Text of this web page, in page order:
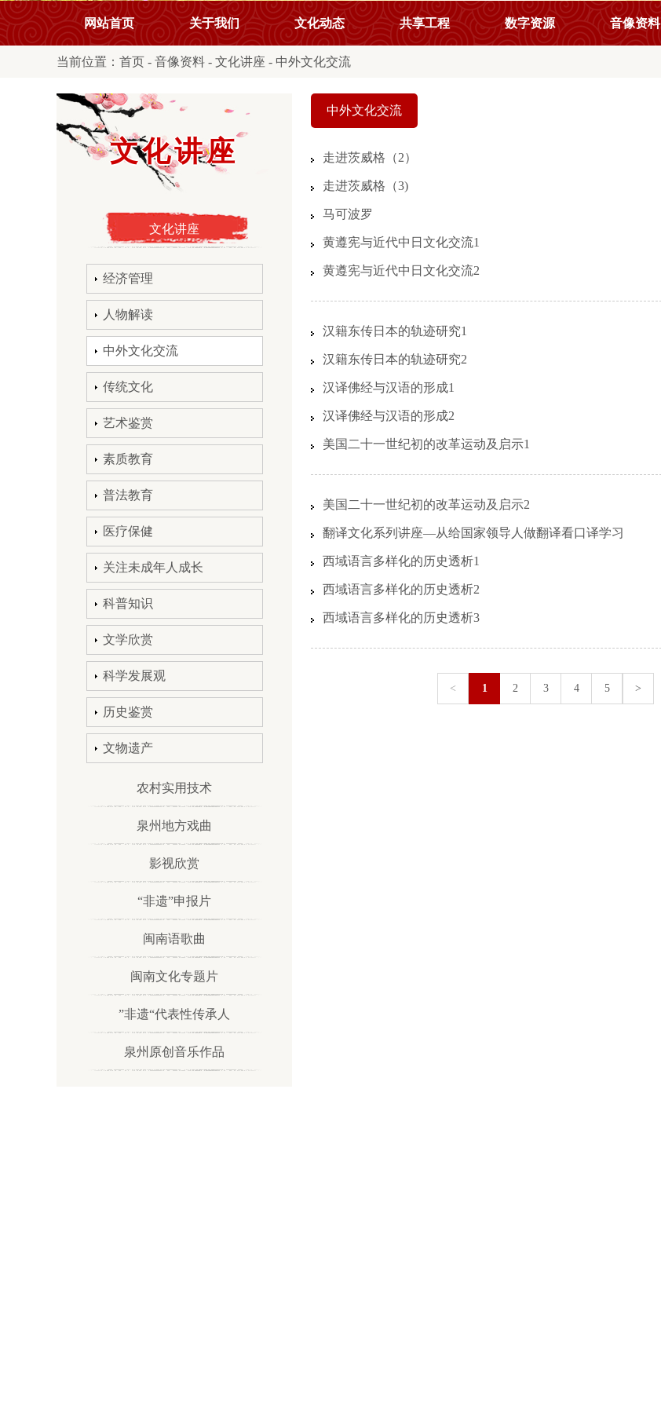
网站首页 关于我们 文化动态 共享工程 数字资源 音像资料
当前位置： 首页 - 音像资料 - 文化讲座 - 中外文化交流
文化讲座
文化讲座
经济管理
人物解读
中外文化交流
传统文化
艺术鉴赏
素质教育
普法教育
医疗保健
关注未成年人成长
科普知识
文学欣赏
科学发展观
历史鉴赏
文物遗产
农村实用技术
泉州地方戏曲
影视欣赏
“非遗”申报片
闽南语歌曲
闽南文化专题片
”非遗“代表性传承人
泉州原创音乐作品
中外文化交流
走进茨威格（2）
走进茨威格（3)
马可波罗
黄遵宪与近代中日文化交流1
黄遵宪与近代中日文化交流2
汉籍东传日本的轨迹研究1
汉籍东传日本的轨迹研究2
汉译佛经与汉语的形成1
汉译佛经与汉语的形成2
美国二十一世纪初的改革运动及启示1
美国二十一世纪初的改革运动及启示2
翻译文化系列讲座—从给国家领导人做翻译看口译学习
西域语言多样化的历史透析1
西域语言多样化的历史透析2
西域语言多样化的历史透析3
< 1 2 3 4 5 >